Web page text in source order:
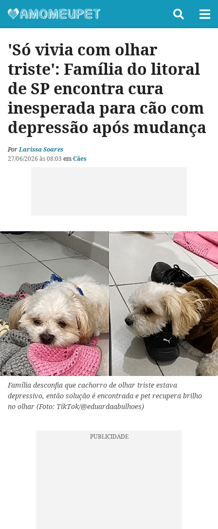
'Só vivia com olhar
triste': Família do litoral
de SP encontra cura
inesperada para cão com
depressão após mudança
PorLarissa Soares
27/06/2026 às 08:03 emCães
Família desconfia que cachorro de olhar triste estava
depressivo, então solução é encontrada e pet recupera brilho
no olhar (Foto: TikTok/@eduardaabulhoes)